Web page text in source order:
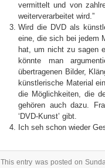
vermittelt und von
weiterverarbeitet wird.”
Wird die DVD als
eine, die sich bei jedem
hat, um nicht zu sagen
könnte man
übertragenen Bilder,
künstlerische Material
die Möglichkeiten, die
gehören auch dazu.
‘DVD-Kunst’ gibt.
Ich seh schon wieder
This entry was posted on